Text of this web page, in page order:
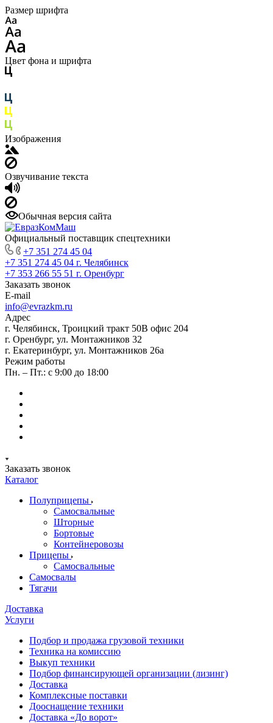
Размер шрифта
Цвет фона и шрифта
Изображения
Озвучивание текста
Обычная версия сайта
Официальный поставщик спецтехники
+7 351 274 45 04
+7 351 274 45 04 г. Челябинск
+7 353 266 55 51 г. Оренбург
Заказать звонок
E-mail
info@evrazkm.ru
Адрес
г. Челябинск, Троицкий тракт 50В офис 204
г. Оренбург, ул. Монтажников 32
г. Екатеринбург, ул. Монтажников 26а
Режим работы
Пн. – Пт.: с 9:00 до 18:00
Заказать звонок
Каталог
Полуприцепы
Самосвальные
Шторные
Бортовые
Контейнеровозы
Прицепы
Самосвальные
Самосвалы
Тягачи
Доставка
Услуги
Подбор и продажа грузовой техники
Техника на комиссию
Выкуп техники
Подбор финансирующей организации (лизинг)
Доставка
Комплексные поставки
Дооснащение техники
Доставка «До ворот»